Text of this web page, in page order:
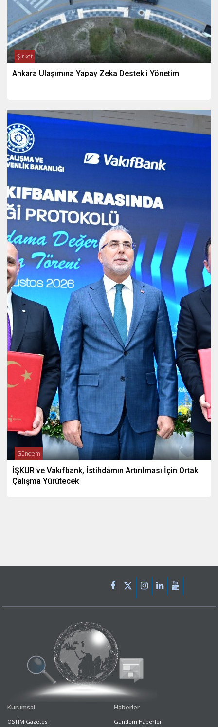
Şirket
Ankara Ulaşımına Yapay Zeka Destekli Yönetim
Gündem
İŞKUR ve Vakıfbank, İstihdamın Artırılması İçin Ortak
Çalışma Yürütecek
Kurumsal
OSTİM Gazetesi
Haberler
Gündem Haberleri